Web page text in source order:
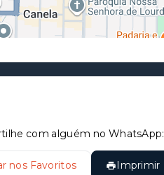
com alguém no WhatsApp:
nos Favoritos Imprimir